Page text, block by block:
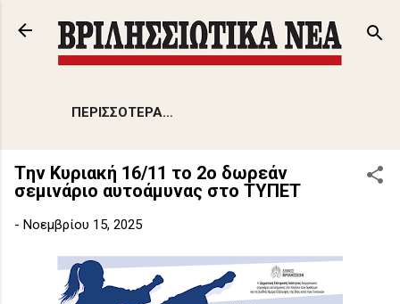
Μετάβαση στο κύριο περιεχόμενο
ΠΕΡΙΣΣΌΤΕΡΑ…
Tην Κυριακή 16/11 το 2ο δωρεάν
σεμινάριο αυτοάμυνας στο ΤΥΠΕΤ
- Νοεμβρίου 15, 2025